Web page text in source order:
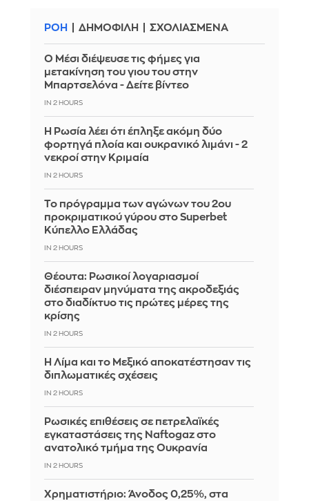
ΡΟΗ ΔΗΜΟΦΙΛΗ ΣΧΟΛΙΑΣΜΕΝΑ
Ο Μέσι διέψευσε τις φήμες για
μετακίνηση του γιου του στην
Μπαρτσελόνα - Δείτε βίντεο
IN 2 HOURS
Η Ρωσία λέει ότι έπληξε ακόμη δύο
φορτηγά πλοία και ουκρανικό λιμάνι - 2
νεκροί στην Κριμαία
IN 2 HOURS
Το πρόγραμμα των αγώνων του 2ου
προκριματικού γύρου στο Superbet
Κύπελλο Ελλάδας
IN 2 HOURS
Θέουτα: Ρωσικοί λογαριασμοί
διέσπειραν μηνύματα της ακροδεξιάς
στο διαδίκτυο τις πρώτες μέρες της
κρίσης
IN 2 HOURS
Η Λίμα και το Μεξικό αποκατέστησαν τις
διπλωματικές σχέσεις
IN 2 HOURS
Ρωσικές επιθέσεις σε πετρελαϊκές
εγκαταστάσεις της Naftogaz στο
ανατολικό τμήμα της Ουκρανία
IN 2 HOURS
Χρηματιστήριο: Άνοδος 0,25%, στα